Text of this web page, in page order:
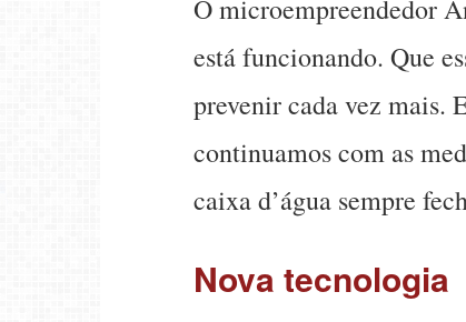
O microempreendedor
está funcionando. Que
prevenir cada vez mais.
continuamos com as
caixa d’água sempre
Nova tecnologia